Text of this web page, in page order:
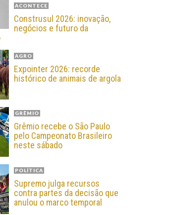
ACONTECE
Construsul 2026: inovação,
negócios e futuro da
AGRO
Expointer 2026: recorde
histórico de animais de argola
GRÊMIO
Grêmio recebe o São Paulo
pelo Campeonato Brasileiro
neste sábado
POLÍTICA
Supremo julga recursos
contra partes da decisão que
anulou o marco temporal